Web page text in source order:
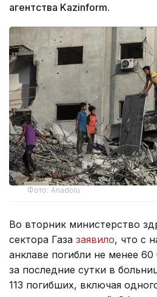
агентства Kazinform.
Фото: Anadolu
Во вторник министерство
сектора Газа заявило, что с
анклаве погибли не менее
за последние сутки в
113 погибших, включая